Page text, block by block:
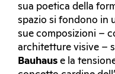
sua poetica della
spazio si fondono in
sue composizioni –
architetture visive –
Bauhaus e la